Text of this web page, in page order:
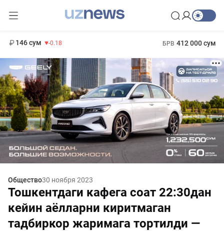
146 сум -0.18 БРВ 412 000 сум
Общество30 ноября 2023
Тошкентдаги кафега соат 22:30дан
кейин аёлларни киритмаган
тадбиркор жаримага тортилди —